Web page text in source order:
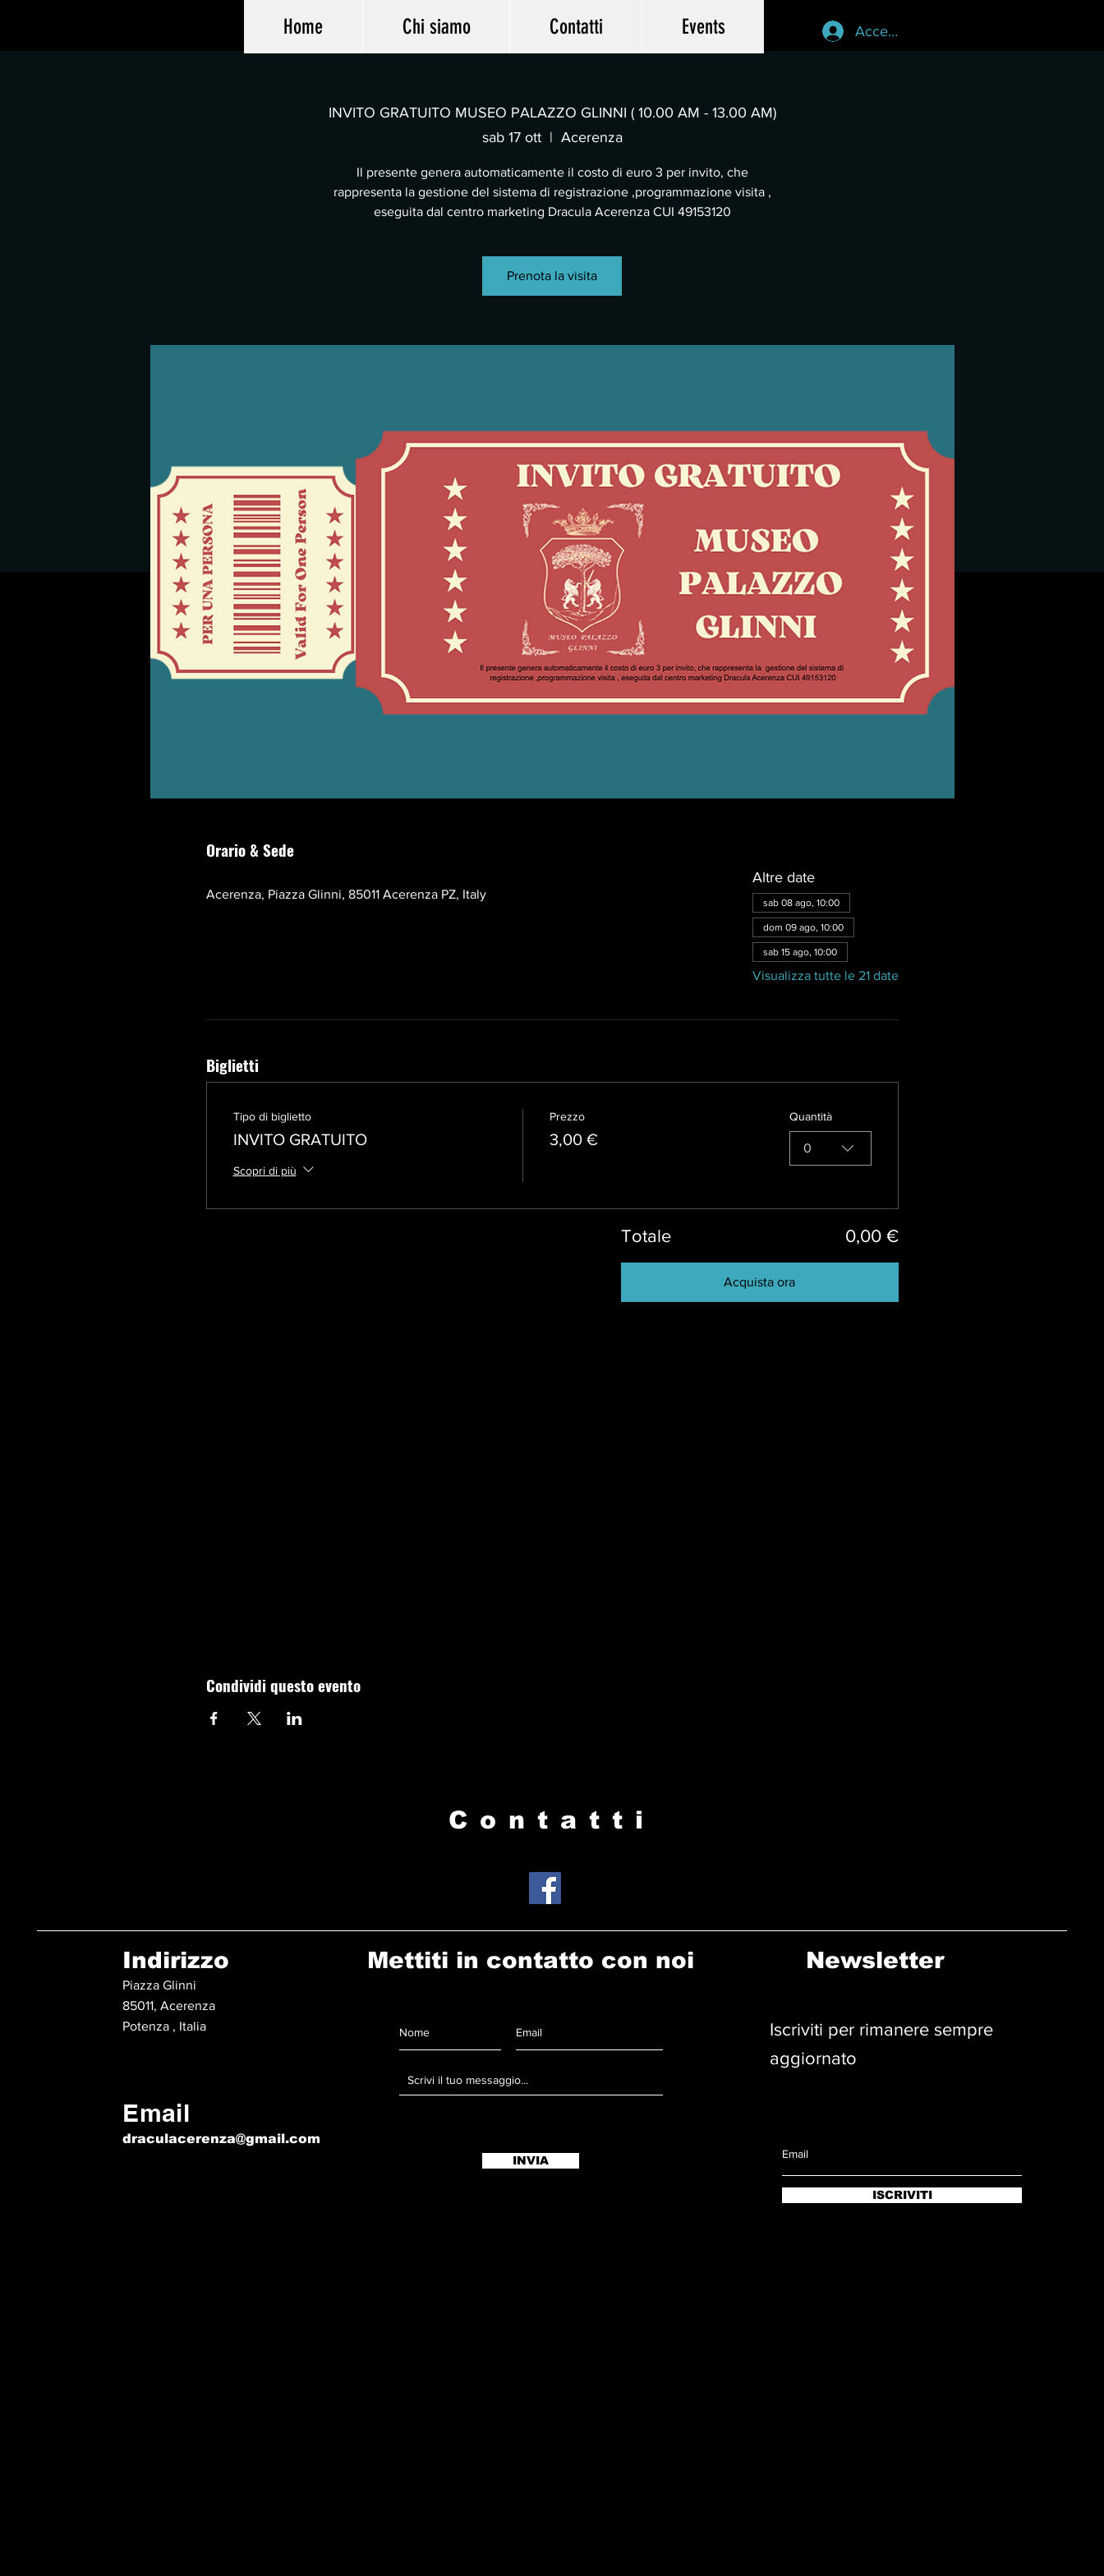
Home Chi siamo Contatti Events Accedi
INVITO GRATUITO MUSEO PALAZZO GLINNI ( 10.00 AM - 13.00 AM)
sab 17 ott
  |
Acerenza
Il presente genera automaticamente il costo di euro 3 per invito, che
rappresenta la gestione del sistema di registrazione ,programmazione visita ,
eseguita dal centro marketing Dracula Acerenza CUI 49153120
Prenota la visita
Orario & Sede
Acerenza, Piazza Glinni, 85011 Acerenza PZ, Italy
Altre date
sab 08 ago, 10:00
dom 09 ago, 10:00
sab 15 ago, 10:00
Visualizza tutte le 21 date
Biglietti
Tipo di biglietto
INVITO GRATUITO
Scopri di più
Prezzo
3,00 €
Quantità
0
Totale 0,00 €
Acquista ora
Condividi questo evento
Contatti
Indirizzo
Piazza Glinni
85011, Acerenza
Potenza , Italia
Email
draculacerenza@gmail.com
Mettiti in contatto con noi
INVIA
Newsletter
Iscriviti per rimanere sempre
aggiornato
ISCRIVITI